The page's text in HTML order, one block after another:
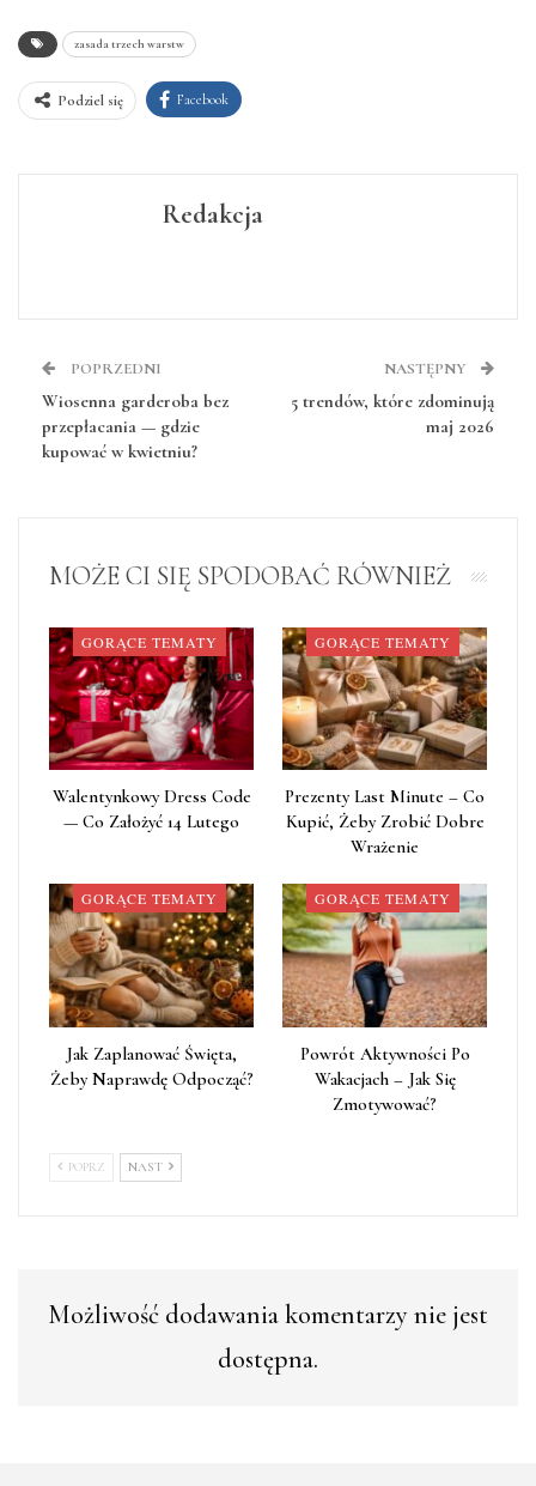
zasada trzech warstw
Podziel się Facebook
Redakcja
POPRZEDNI
Wiosenna garderoba bez
przepłacania — gdzie
kupować w kwietniu?
NASTĘPNY
5 trendów, które zdominują
maj 2026
MOŻE CI SIĘ SPODOBAĆ RÓWNIEŻ
GORĄCE TEMATY
Walentynkowy Dress Code
— Co Założyć 14 Lutego
GORĄCE TEMATY
Prezenty Last Minute – Co
Kupić, Żeby Zrobić Dobre
Wrażenie
GORĄCE TEMATY
Jak Zaplanować Święta,
Żeby Naprawdę Odpocząć?
GORĄCE TEMATY
Powrót Aktywności Po
Wakacjach – Jak Się
Zmotywować?
POPRZ NAST
Możliwość dodawania komentarzy nie jest
dostępna.